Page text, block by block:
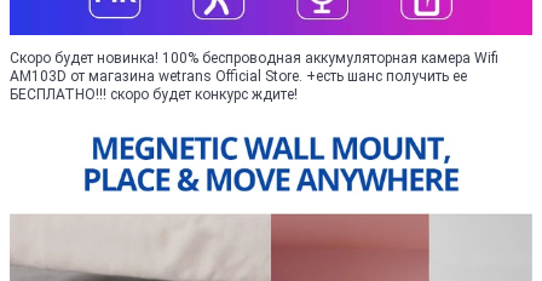
Скоро будет новинка! 100% беспроводная аккумуляторная камера Wifi
AM103D от магазина wetrans Official Store. +есть шанс получить ее
БЕСПЛАТНО!!! скоро будет конкурс ждите!